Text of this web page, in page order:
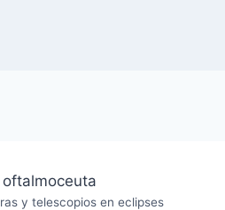
y telescopios en eclipses